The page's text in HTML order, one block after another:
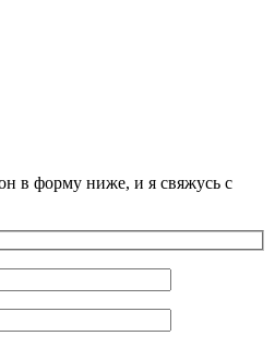
в форму ниже, и я свяжусь с